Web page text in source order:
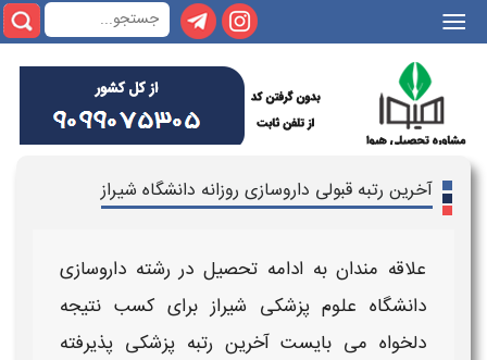
|||
آخرین رتبه قبولی داروسازی روزانه دانشگاه شیراز
علاقه مندان به ادامه تحصیل در رشته داروسازی
دانشگاه علوم پزشکی شیراز برای کسب نتیجه
دلخواه می بایستآخرین رتبه پزشکی پذیرفته